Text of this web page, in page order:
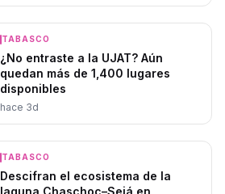
TABASCO
¿No entraste a la UJAT? Aún
quedan más de 1,400 lugares
disponibles
hace 3d
TABASCO
Descifran el ecosistema de la
laguna Chaschoc–Sejá en